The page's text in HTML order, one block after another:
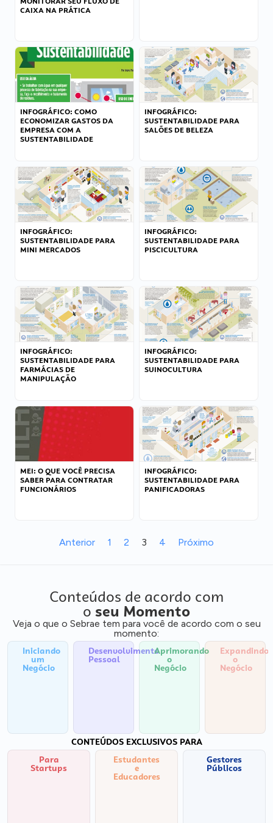
CAIXA NA PRÁTICA
INFOGRÁFICO: COMO
ECONOMIZAR GASTOS DA
EMPRESA COM A
SUSTENTABILIDADE
INFOGRÁFICO:
SUSTENTABILIDADE PARA
SALÕES DE BELEZA
INFOGRÁFICO:
SUSTENTABILIDADE PARA
MINI MERCADOS
INFOGRÁFICO:
SUSTENTABILIDADE PARA
PISCICULTURA
INFOGRÁFICO:
SUSTENTABILIDADE PARA
FARMÁCIAS DE
MANIPULAÇÃO
INFOGRÁFICO:
SUSTENTABILIDADE PARA
SUINOCULTURA
MEI: O QUE VOCÊ PRECISA
SABER PARA CONTRATAR
FUNCIONÁRIOS
INFOGRÁFICO:
SUSTENTABILIDADE PARA
PANIFICADORAS
Anterior 1 2 3 4 Próximo
Conteúdos de acordo com
o seu Momento
Veja o que o Sebrae tem para você de acordo com o seu
momento:
Iniciando
um
Negócio
Desenvolvimento
Pessoal
Aprimorando
o
Negócio
Expandindo
o
Negócio
CONTEÚDOS EXCLUSIVOS PARA
Para
Startups
Estudantes
e
Educadores
Gestores
Públicos